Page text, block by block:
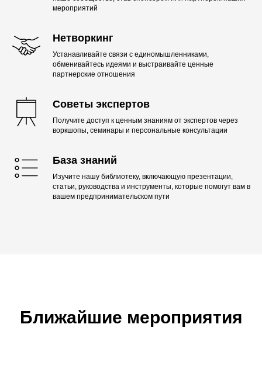
мероприятий
Нетворкинг
Устанавливайте связи с единомышленниками,
обменивайтесь идеями и выстраивайте ценные
партнерские отношения
Советы экспертов
Получите доступ к ценным знаниям от экспертов через
воркшопы, семинары и персональные консультации
База знаний
Изучите нашу библиотеку, включающую презентации,
статьи, руководства и инструменты, которые помогут вам в
вашем предпринимательском пути
Ближайшие мероприятия